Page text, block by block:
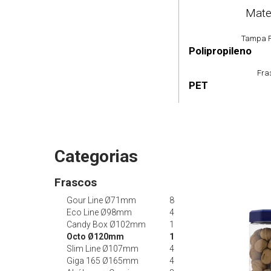
Tampa
Polipropileno
PET
Categorias
Frascos
Gour Line Ø71mm
8
Eco Line Ø98mm
4
Candy Box Ø102mm
1
Octo Ø120mm
1
Slim Line Ø107mm
4
Giga 165 Ø165mm
4